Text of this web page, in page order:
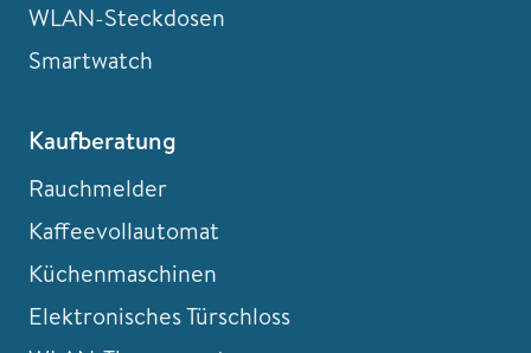
WLAN-Steckdosen
Smartwatch
Kaufberatung
Rauchmelder
Kaffeevollautomat
Küchenmaschinen
Elektronisches Türschloss